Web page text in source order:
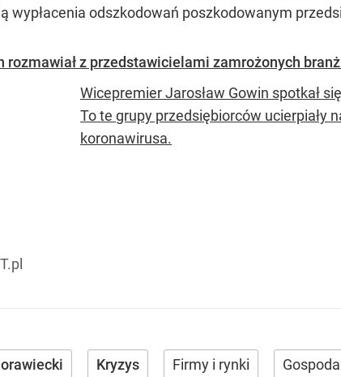
wypłacenia odszkodowań poszkodowanym
rozmawiał z przedstawicielami zamrożonych
Wicepremier Jarosław Gowin spotkał
To te grupy przedsiębiorców ucierpiały
koronawirusa.
Kryzys Firmy i rynki